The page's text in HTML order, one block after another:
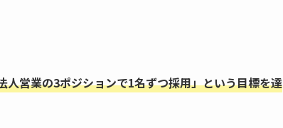
人営業の3ポジションで1名ずつ採用」という目標を達